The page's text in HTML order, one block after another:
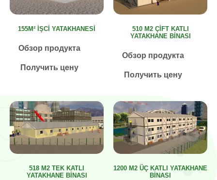
155M² İŞCI YATAKHANESI
Обзор продукта
Получить цену
510 M2 ÇİFT KATLI
YATAKHANE BİNASI
Обзор продукта
Получить цену
518 M2 TEK KATLI
YATAKHANE BİNASI
1200 M2 ÜÇ KATLI YATAKHANE
BİNASI